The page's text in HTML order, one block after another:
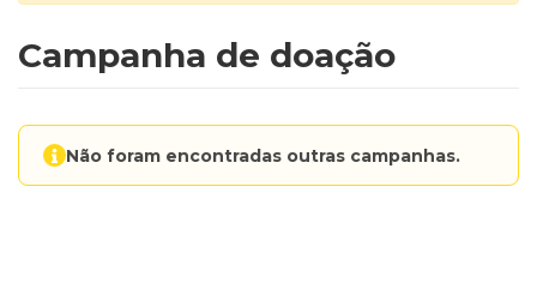
Campanha de doação
Não foram encontradas outras campanhas.